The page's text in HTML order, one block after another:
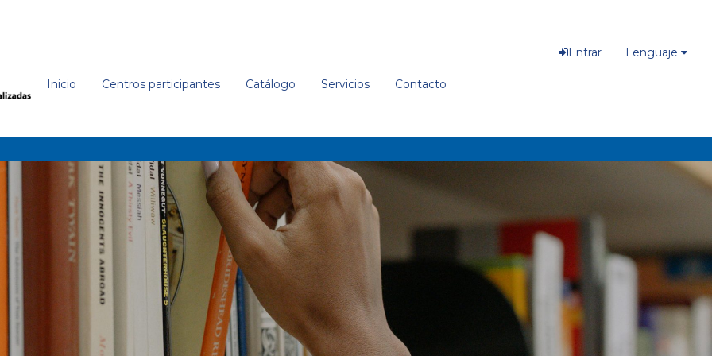
Inicio Centros participantes Catálogo Servicios Contacto
Entrar Lenguaje